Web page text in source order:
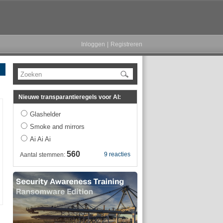
Inloggen Registreren
Zoeken
Nieuwe transparantieregels voor AI:
Glashelder
Smoke and mirrors
Ai Ai Ai
9 reacties
Aantal stemmen: 560